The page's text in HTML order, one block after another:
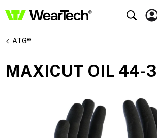
na
ATG®
MAXICUT OIL 44-